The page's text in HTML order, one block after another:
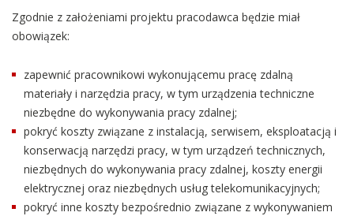
Zgodnie z założeniami projektu pracodawca będzie miał
obowiązek:
zapewnić pracownikowi wykonującemu pracę zdalną
materiały i narzędzia pracy, w tym urządzenia techniczne
niezbędne do wykonywania pracy zdalnej;
pokryć koszty związane z instalacją, serwisem, eksploatacją i
konserwacją narzędzi pracy, w tym urządzeń technicznych,
niezbędnych do wykonywania pracy zdalnej, koszty energii
elektrycznej oraz niezbędnych usług telekomunikacyjnych;
pokryć inne koszty bezpośrednio związane z wykonywaniem